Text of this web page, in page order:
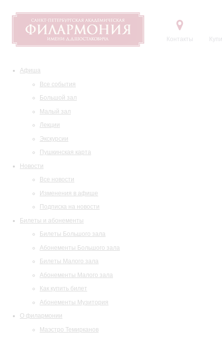
Контакты
Афиша
Все события
Большой зал
Малый зал
Лекции
Экскурсии
Пушкинская карта
Новости
Все новости
Изменения в афише
Подписка на новости
Билеты и абонементы
Билеты Большого зала
Абонементы Большого зала
Билеты Малого зала
Абонементы Малого зала
Как купить билет
Абонементы Музитория
О филармонии
Маэстро Темирканов